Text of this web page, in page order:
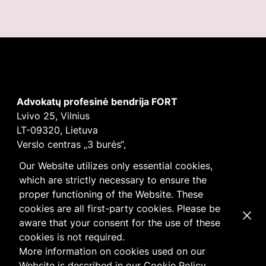
Our Website utilizes only essential cookies,
which are strictly necessary to ensure the
proper functioning of the Website. These
cookies are all first-party cookies. Please be
aware that your consent for the use of these
cookies is not required.
More information on cookies used on our
Advokatų profesinė bendrija FORT
Lvivo 25, Vilnius
LT-09320, Lietuva
Verslo centras „3 burės“,
E-mailvilnius@fortlegal.com
Tel. +370 5 250 6141
Įm. k. 303195010
PVM: LT100008172616
FacebookLinkedIn
Slapukųirprivatumopolitika